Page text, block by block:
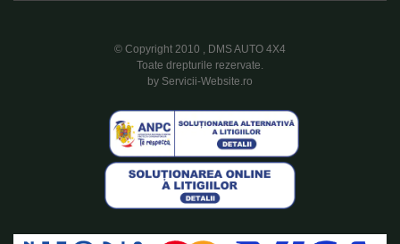
© Copyright 2010 , DMS AUTO 4X4
Toate drepturile rezervate.
by Servicii-Website.ro